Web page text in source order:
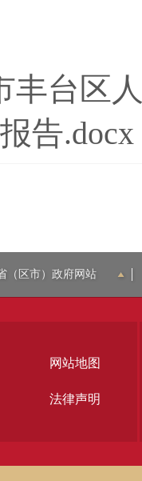
丰台区
告.docx
（区市）政府网站
网站地图
法律声明